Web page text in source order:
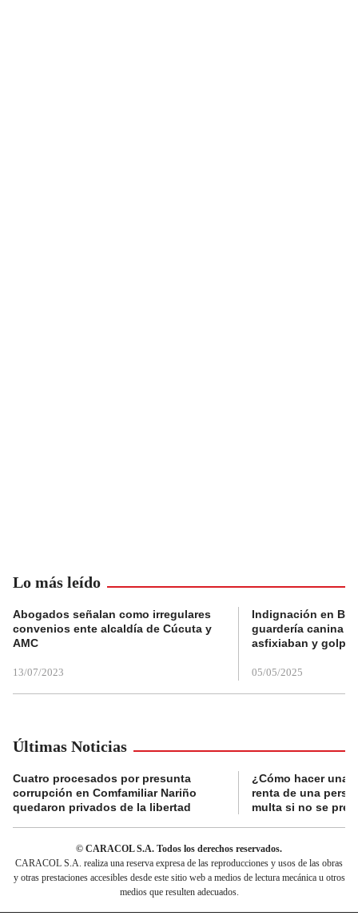
Lo más leído
Abogados señalan como irregulares
convenios ente alcaldía de Cúcuta y
AMC
13/07/2023
Indignación en
guardería canina
asfixiaban y
05/05/2025
Últimas Noticias
Cuatro procesados por presunta
corrupción en Comfamiliar Nariño
quedaron privados de la libertad
¿Cómo hacer una
renta de una
multa si no se
© CARACOL S.A. Todos los derechos reservados.
CARACOL S.A. realiza una reserva expresa de las reproducciones y usos de las obras
y otras prestaciones accesibles desde este sitio web a medios de lectura mecánica u otros
medios que resulten adecuados.